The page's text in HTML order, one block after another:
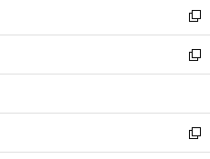
く
で
開
く
ド
ウ
で
開
ィ
ン
ド
ウ
開
く
い
ウ
ィ
ン
ウ
で
開
新
し
い
ウ
ン
ド
ウ
新
し
ウ
ィ
ン
新
し